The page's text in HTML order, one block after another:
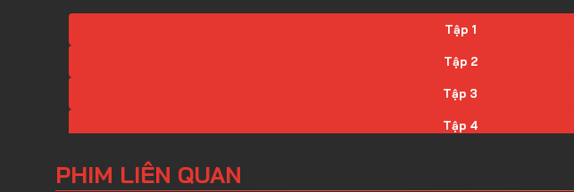
Tập 1
Tập 2
Tập 3
Tập 4
PHIM LIÊN QUAN